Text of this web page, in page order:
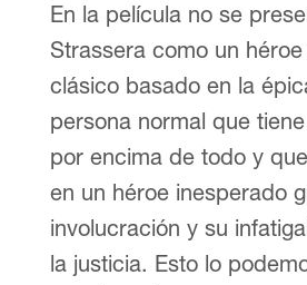
En la película no se
Strassera como un
clásico basado en la
persona normal que
por encima de todo y
en un héroe inesperado
involucración y su
la justicia. Esto lo